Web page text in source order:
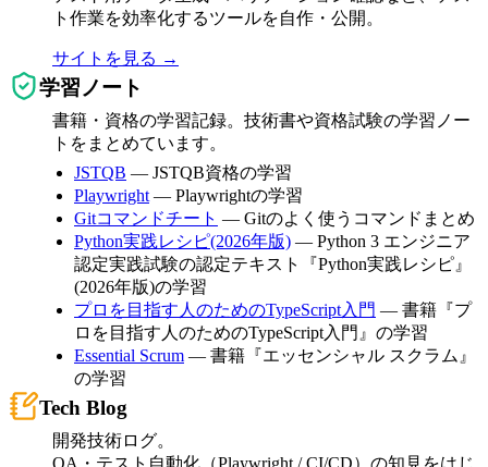
ト作業を効率化するツールを自作・公開。
サイトを見る →
学習ノート
書籍・資格の学習記録。技術書や資格試験の学習ノー
トをまとめています。
JSTQB — JSTQB資格の学習
Playwright — Playwrightの学習
Gitコマンドチート — Gitのよく使うコマンドまとめ
Python実践レシピ(2026年版) — Python 3 エンジニア
認定実践試験の認定テキスト『Python実践レシピ』
(2026年版)の学習
プロを目指す人のためのTypeScript入門 — 書籍『プ
ロを目指す人のためのTypeScript入門』の学習
Essential Scrum — 書籍『エッセンシャル スクラム』
の学習
Tech Blog
開発技術ログ。
QA・テスト自動化（Playwright / CI/CD）の知見をはじ